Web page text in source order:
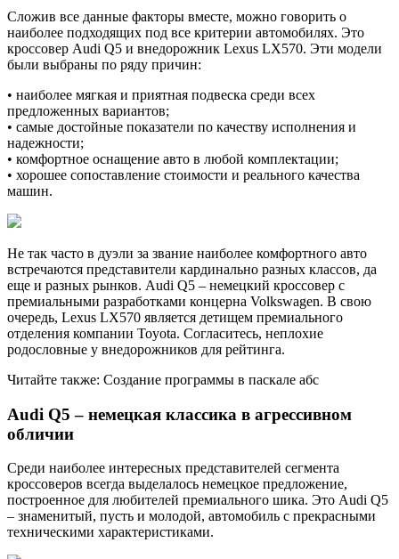
Сложив все данные факторы вместе, можно говорить о
наиболее подходящих под все критерии автомобилях. Это
кроссовер Audi Q5 и внедорожник Lexus LX570. Эти модели
были выбраны по ряду причин:
• наиболее мягкая и приятная подвеска среди всех
предложенных вариантов;
• самые достойные показатели по качеству исполнения и
надежности;
• комфортное оснащение авто в любой комплектации;
• хорошее сопоставление стоимости и реального качества
машин.
Не так часто в дуэли за звание наиболее комфортного авто
встречаются представители кардинально разных классов, да
еще и разных рынков. Audi Q5 – немецкий кроссовер с
премиальными разработками концерна Volkswagen. В свою
очередь, Lexus LX570 является детищем премиального
отделения компании Toyota. Согласитесь, неплохие
родословные у внедорожников для рейтинга.
Читайте также: Создание программы в паскале абс
Audi Q5 – немецкая классика в агрессивном
обличии
Среди наиболее интересных представителей сегмента
кроссоверов всегда выделалось немецкое предложение,
построенное для любителей премиального шика. Это Audi Q5
– знаменитый, пусть и молодой, автомобиль с прекрасными
техническими характеристиками.